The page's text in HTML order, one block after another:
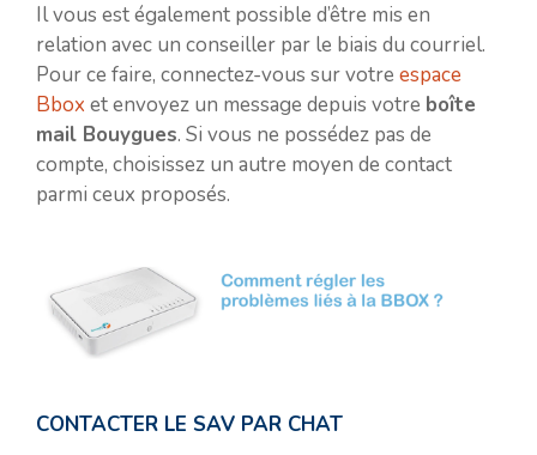
Il vous est également possible d’être mis en
relation avec un conseiller par le biais du courriel.
Pour ce faire, connectez-vous sur votre espace
Bbox et envoyez un message depuis votre boîte
mail Bouygues. Si vous ne possédez pas de
compte, choisissez un autre moyen de contact
parmi ceux proposés.
CONTACTER LE SAV PAR CHAT